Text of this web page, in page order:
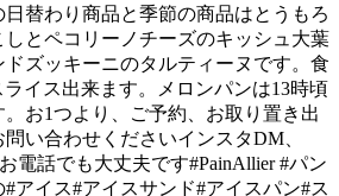
替わり商品と季節の商品はとうもろ
とペコリーノチーズのキッシュ大葉
ズッキーニのタルティーヌです。食
イス出来ます。メロンパンは13時頃
お1つより、ご予約、お取り置き出
い合わせくださいインスタDM、
電話でも大丈夫です#PainAllier #パン
アイス#アイスサンド#アイスパン#ス